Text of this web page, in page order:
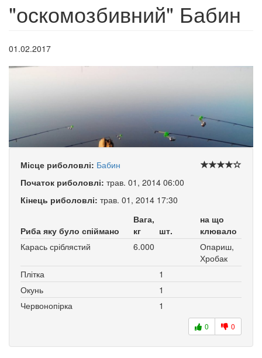
"оскомозбивний" Бабин
01.02.2017
Місце риболовлі: Бабин
Початок риболовлі: трав. 01, 2014 06:00
Кінець риболовлі: трав. 01, 2014 17:30
Риба яку було спіймано
Вага,
кг
шт.
на що
клювало
Карась сріблястий
6.000
Опариш,
Хробак
Плітка
1
Окунь
1
Червонопірка
1
0 0